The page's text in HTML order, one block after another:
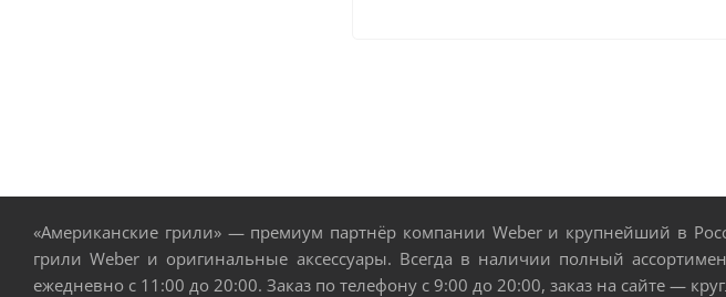
«Американские грили» — премиум партнёр компании Weber и крупнейший в
грили Weber и оригинальные аксессуары. Всегда в наличии полный
ежедневно с 11:00 до 20:00. Заказ по телефону с 9:00 до 20:00, заказ на сайте —